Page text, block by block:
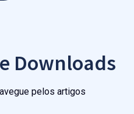
Downloads
pelos artigos